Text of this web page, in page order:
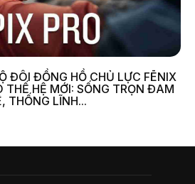
ĐÔI ĐỒNG HỒ CHỦ LỰC FĒNIX
THẾ HỆ MỚI: SỐNG TRỌN ĐAM
THỐNG LĨNH...